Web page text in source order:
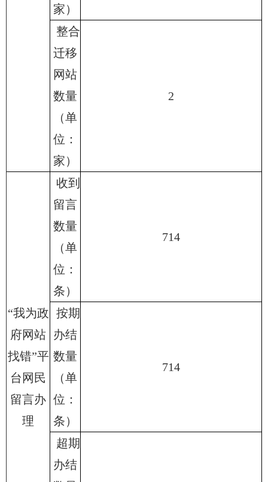
家）
整合
迁移
网站
数量
（单
位：
家）
2
“我为政
府网站
找错”平
台网民
留言办
理
收到
留言
数量
（单
位：
条）
714
按期
办结
数量
（单
位：
条）
714
超期
办结